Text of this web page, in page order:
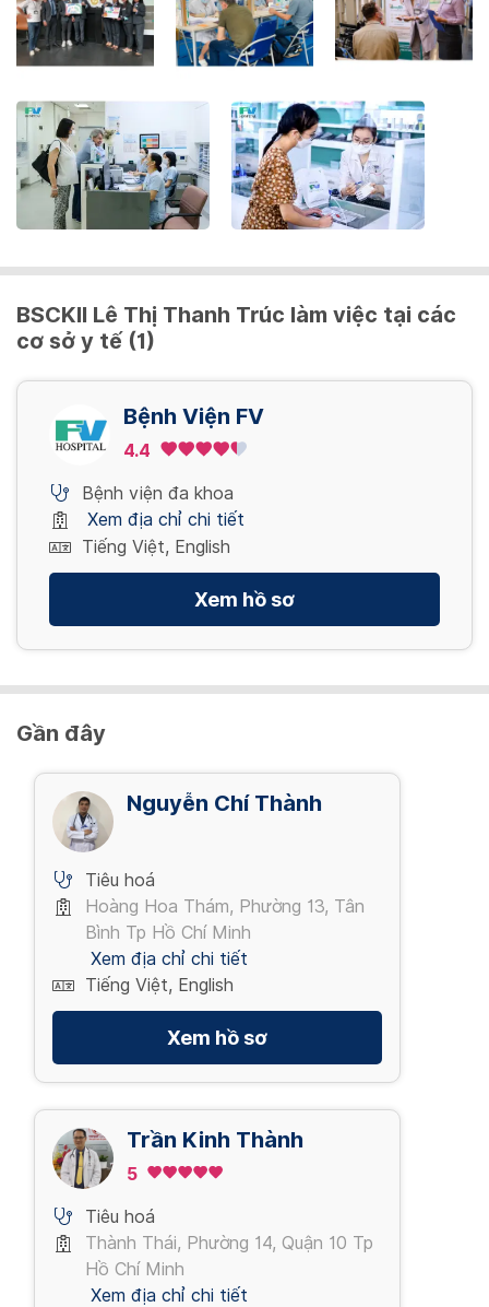
get
the
keyboard
shortcuts
for
changing
dates.
BSCKII Lê Thị Thanh Trúc làm việc tại các
cơ sở y tế (1)
Bệnh Viện FV
4.4
Bệnh viện đa khoa
Xem địa chỉ chi tiết
Tiếng Việt, English
Xem hồ sơ
Gần đây
Nguyễn Chí Thành
Tiêu hoá
Hoàng Hoa Thám, Phường 13, Tân
Bình Tp Hồ Chí Minh
Xem địa chỉ chi tiết
Tiếng Việt, English
Xem hồ sơ
Trần Kinh Thành
5
Tiêu hoá
Thành Thái, Phường 14, Quận 10 Tp
Hồ Chí Minh
Xem địa chỉ chi tiết